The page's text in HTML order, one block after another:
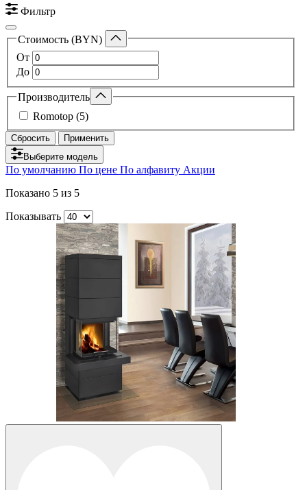
Фильтр
Стоимость (BYN)
От
До
Производитель
Romotop (5)
Сбросить
Применить
Выберите модель
По умолчанию По цене По алфавиту Акции
Показано 5 из 5
Показывать